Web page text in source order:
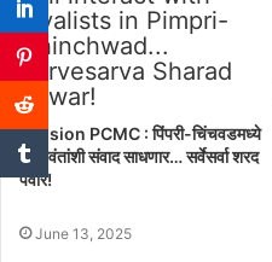
Mission PCMC : पिंपरी-चिंचवडमध्ये
निष्ठावंतांशी संवाद साधणार… सर्वेसर्वा शरद
पवार!
June 13, 2025